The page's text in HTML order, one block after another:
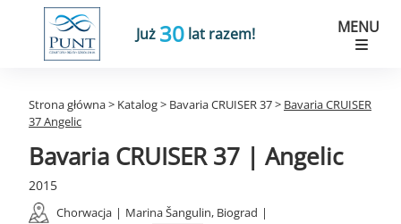
Już 30 lat razem! MENU
Strona główna> Katalog> Bavaria CRUISER 37> Bavaria CRUISER
37 Angelic
Bavaria CRUISER 37 | Angelic
2015
Chorwacja | Marina Šangulin, Biograd |